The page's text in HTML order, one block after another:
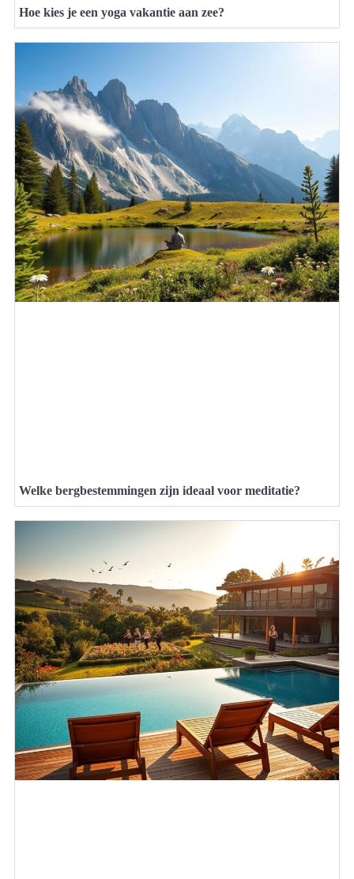
Hoe kies je een yoga vakantie aan zee?
Welke bergbestemmingen zijn ideaal voor meditatie?